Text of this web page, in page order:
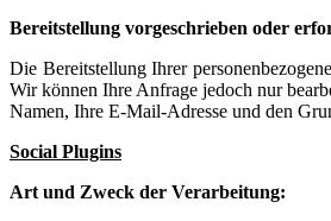
Bereitstellung vorgeschrieben oder
Die Bereitstellung Ihrer
Wir können Ihre Anfrage jedoch nur
Namen, Ihre E-Mail-Adresse und den
Social Plugins
Art und Zweck der Verarbeitung: